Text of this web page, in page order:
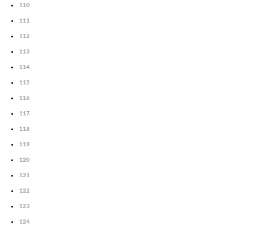
110
111
112
113
114
115
116
117
118
119
120
121
122
123
124